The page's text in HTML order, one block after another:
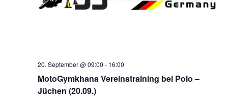
MotoGymkhana Vereinstraining bei Polo –
Jüchen (20.09.)
20. September @ 09:00 - 16:00